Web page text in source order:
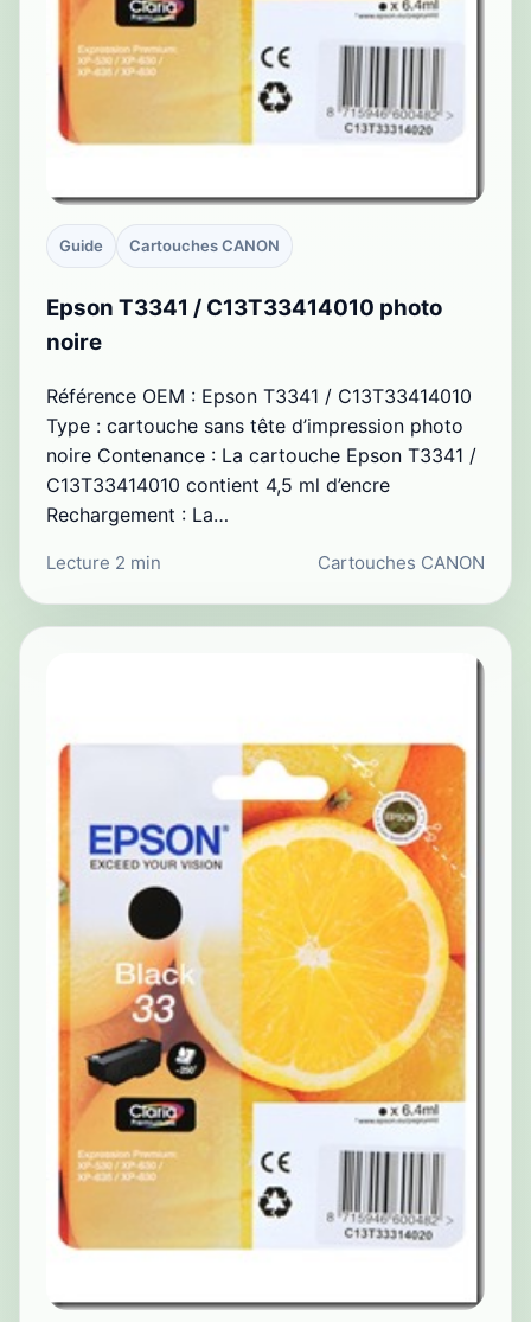
Guide Cartouches CANON
Epson T3341 / C13T33414010 photo
noire
Référence OEM : Epson T3341 / C13T33414010
Type : cartouche sans tête d’impression photo
noire Contenance : La cartouche Epson T3341 /
C13T33414010 contient 4,5 ml d’encre
Rechargement : La…
Lecture 2 min Cartouches CANON